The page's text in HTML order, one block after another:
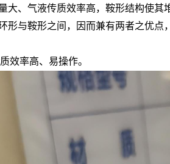
大、气液传质效率高，鞍形结构使
形与鞍形之间，因而兼有两者之优
效率高、易操作。